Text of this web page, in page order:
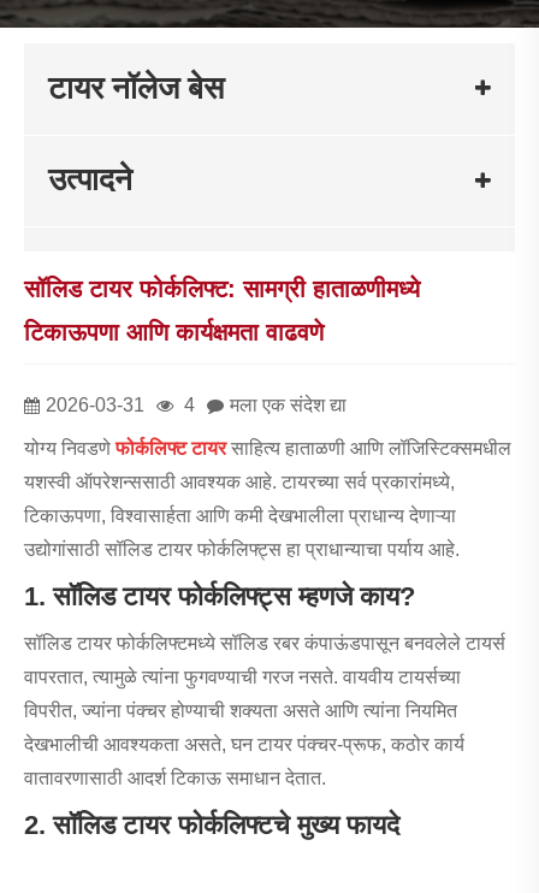
टायर नॉलेज बेस
उत्पादने
सॉलिड टायर फोर्कलिफ्ट: सामग्री हाताळणीमध्ये
टिकाऊपणा आणि कार्यक्षमता वाढवणे
2026-03-31 4 मला एक संदेश द्या
योग्य निवडणे फोर्कलिफ्ट टायर साहित्य हाताळणी आणि लॉजिस्टिक्समधील
यशस्वी ऑपरेशन्ससाठी आवश्यक आहे. टायरच्या सर्व प्रकारांमध्ये,
टिकाऊपणा, विश्वासार्हता आणि कमी देखभालीला प्राधान्य देणाऱ्या
उद्योगांसाठी सॉलिड टायर फोर्कलिफ्ट्स हा प्राधान्याचा पर्याय आहे.
1. सॉलिड टायर फोर्कलिफ्ट्स म्हणजे काय?
सॉलिड टायर फोर्कलिफ्टमध्ये सॉलिड रबर कंपाऊंडपासून बनवलेले टायर्स
वापरतात, त्यामुळे त्यांना फुगवण्याची गरज नसते. वायवीय टायर्सच्या
विपरीत, ज्यांना पंक्चर होण्याची शक्यता असते आणि त्यांना नियमित
देखभालीची आवश्यकता असते, घन टायर पंक्चर-प्रूफ, कठोर कार्य
वातावरणासाठी आदर्श टिकाऊ समाधान देतात.
2. सॉलिड टायर फोर्कलिफ्टचे मुख्य फायदे